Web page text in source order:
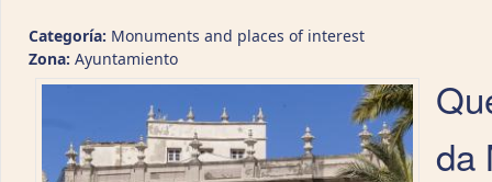
Categoría: Monuments and places of interest
Zona: Ayuntamiento
da